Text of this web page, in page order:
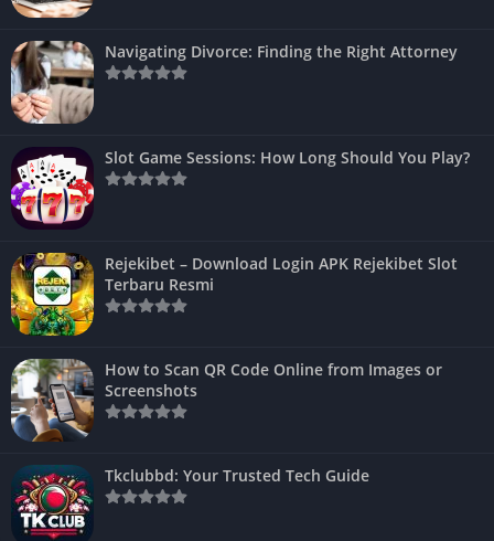
Navigating Divorce: Finding the Right Attorney
Slot Game Sessions: How Long Should You Play?
Rejekibet – Download Login APK Rejekibet Slot
Terbaru Resmi
How to Scan QR Code Online from Images or
Screenshots
Tkclubbd: Your Trusted Tech Guide